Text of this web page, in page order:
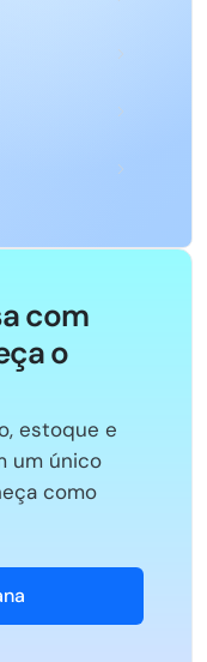
com
o
estoque e
um único
como